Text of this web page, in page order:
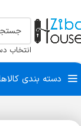
انتخاب
دسته بندی